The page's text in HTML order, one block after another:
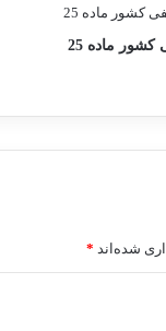
ماده 25
شده‌اند *